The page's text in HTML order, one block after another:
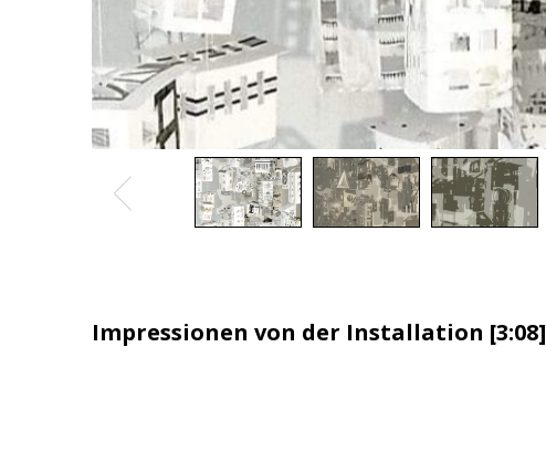
Impressionen von der Installation [3:08]